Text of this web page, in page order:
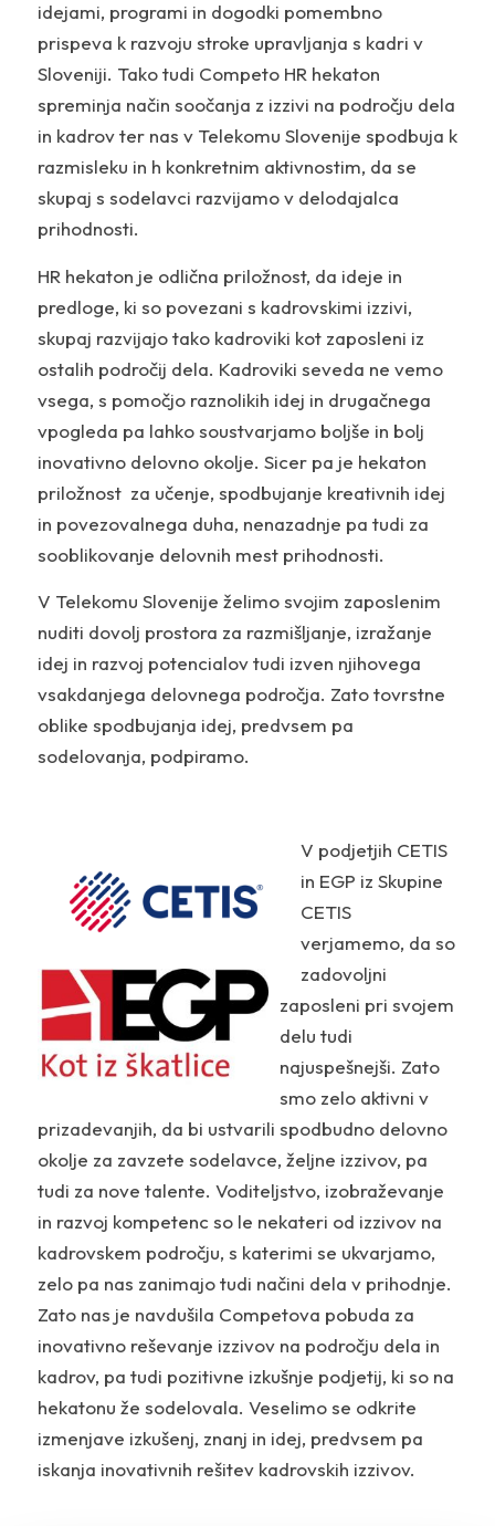
idejami, programi in dogodki pomembno
prispeva k razvoju stroke upravljanja s kadri v
Sloveniji. Tako tudi Competo HR hekaton
spreminja način soočanja z izzivi na področju dela
in kadrov ter nas v Telekomu Slovenije spodbuja k
razmisleku in h konkretnim aktivnostim, da se
skupaj s sodelavci razvijamo v delodajalca
prihodnosti.
HR hekaton je odlična priložnost, da ideje in
predloge, ki so povezani s kadrovskimi izzivi,
skupaj razvijajo tako kadroviki kot zaposleni iz
ostalih področij dela. Kadroviki seveda ne vemo
vsega, s pomočjo raznolikih idej in drugačnega
vpogleda pa lahko soustvarjamo boljše in bolj
inovativno delovno okolje. Sicer pa je hekaton
priložnost za učenje, spodbujanje kreativnih idej
in povezovalnega duha, nenazadnje pa tudi za
sooblikovanje delovnih mest prihodnosti.
V Telekomu Slovenije želimo svojim zaposlenim
nuditi dovolj prostora za razmišljanje, izražanje
idej in razvoj potencialov tudi izven njihovega
vsakdanjega delovnega področja. Zato tovrstne
oblike spodbujanja idej, predvsem pa
sodelovanja, podpiramo.
V podjetjih CETIS
in EGP iz Skupine
CETIS
verjamemo, da so
zadovoljni
zaposleni pri svojem
delu tudi
najuspešnejši. Zato
smo zelo aktivni v
prizadevanjih, da bi ustvarili spodbudno delovno
okolje za zavzete sodelavce, željne izzivov, pa
tudi za nove talente. Voditeljstvo, izobraževanje
in razvoj kompetenc so le nekateri od izzivov na
kadrovskem področju, s katerimi se ukvarjamo,
zelo pa nas zanimajo tudi načini dela v prihodnje.
Zato nas je navdušila Competova pobuda za
inovativno reševanje izzivov na področju dela in
kadrov, pa tudi pozitivne izkušnje podjetij, ki so na
hekatonu že sodelovala. Veselimo se odkrite
izmenjave izkušenj, znanj in idej, predvsem pa
iskanja inovativnih rešitev kadrovskih izzivov.